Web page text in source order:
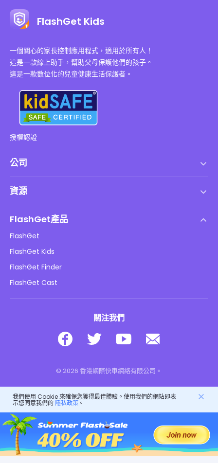
FlashGet Kids
一個關心的家長控制應用程式，適用於所有人！
這是一款線上助手，幫助父母保護他們的孩子。
這是一款數位化的兒童健康生活保護者。
授權認證
公司
DMCA 政策
隱私政策
廣告政策
不要出售我的資訊
資源
兒童在線安全
下載
FlashGet產品
FlashGet
FlashGet Kids
FlashGet Finder
FlashGet Cast
關注我們
© 2026 香港網際快車網絡有限公司。
我們使用 Cookie 來確保您獲得最佳體驗。使用我們的網站即表
示您同意我們的 隱私政策。